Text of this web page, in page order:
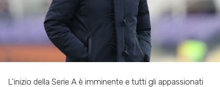
L’inizio della Serie A è imminente e tutti gli appassionati